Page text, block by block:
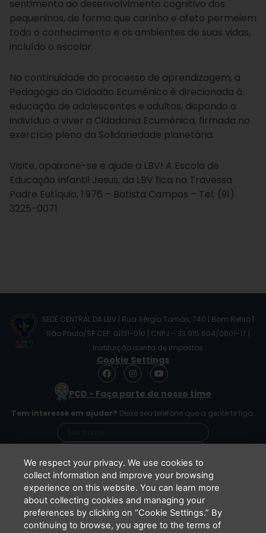
sentimento ao desenvolvimento cognitivo dos
pequeninos, de forma que carinho e afeto permeiem
todo o conhecimento e os ambientes de suas vidas,
incluído o escolar.
Na continuidade do processo de aprendizagem, a
Pedagogia do Cidadão Ecumênico é direcionada à
educação de adolescentes e adultos, dispondo o
indivíduo a viver a Cidadania Ecumênica, firmada no
exercício pleno da Solidariedade planetária.
Visite, apaixone-se e ajude a LBV! A Escola de
Educação Infantil Jesus, da LBV fica na Travessa
Padre Eutíquio, 1.976 – Batista Campos – Tel: (91)
3225-0071
SEDE CENTRAL DA LBV | Rua Sérgio Tomás, 740 | Bom Retiro |
São Paulo/SP CEP: 01131-010 | CNPJ – 33.915.604/0001-17 |
Instituição isenta de impostos
Cookie Settings
F
a
e
o
o
I
n
s
t
g
r
m
Y
o
t
b
e
PCD - Faça parte do nosso time
Tem interesse em ajudar? Deixe seu telefone que a gente te liga.
Li e concordo que minhas informações serão
tratadas de acordo com oAviso de Privacidade
da LBV
ENVIAR
We respect your privacy. We use cookies to
collect information and improve your browsing
experience on this website. You can learn more
about collecting cookies and managing your
preferences by clicking on “Cookie Settings.” By
continuing to browse, you agree to the terms of